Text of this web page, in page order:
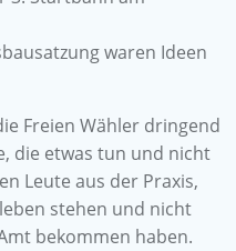
waren Ideen
Freien Wähler dringend
die etwas tun und nicht
Leute aus der Praxis,
stehen und nicht
bekommen haben.